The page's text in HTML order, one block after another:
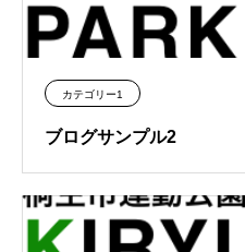
カテゴリー1
ブログサンプル2